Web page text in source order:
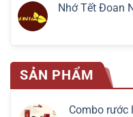
Nhớ Tết Đoan
SẢN PHẨM
Combo rước